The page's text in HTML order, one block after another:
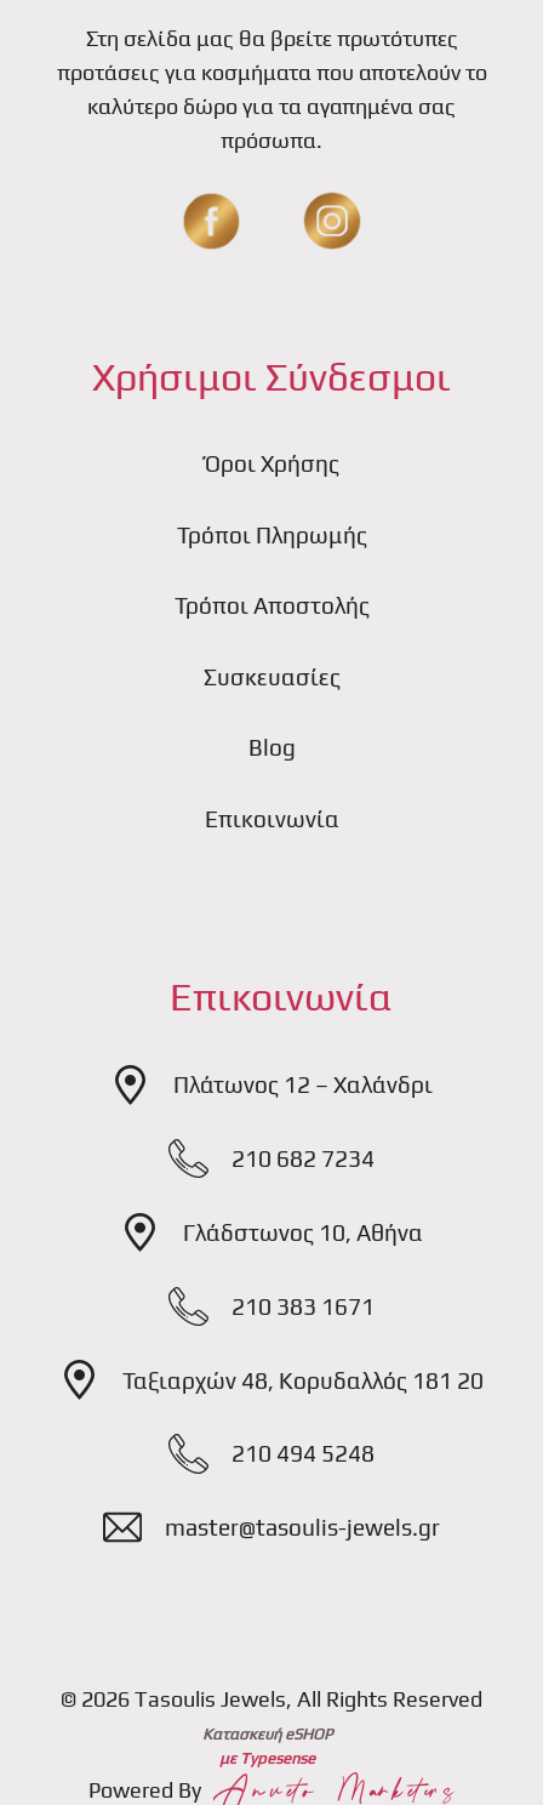
Στη σελίδα μας θα βρείτε πρωτότυπες
προτάσεις για κοσμήματα που αποτελούν το
καλύτερο δώρο για τα αγαπημένα σας
πρόσωπα.
Χρήσιμοι Σύνδεσμοι
Όροι Χρήσης
Τρόποι Πληρωμής
Τρόποι Αποστολής
Συσκευασίες
Blog
Επικοινωνία
Επικοινωνία
Πλάτωνος 12 – Χαλάνδρι
210 682 7234
Γλάδστωνος 10, Αθήνα
210 383 1671
Ταξιαρχών 48, Κορυδαλλός 181 20
210 494 5248
master@tasoulis-jewels.gr
© 2026 Tasoulis Jewels, All Rights Reserved
Κατασκευή eSHOP
με Typesense
Powered By